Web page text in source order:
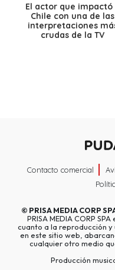
El actor que impactó
Chile con una de las
interpretaciones
crudas de la TV
Contacto comercial
© PRISA MEDIA CORP
PRISA MEDIA CORP
cuanto a la reproducción
en este sitio web,
cualquier otro medio
Producción